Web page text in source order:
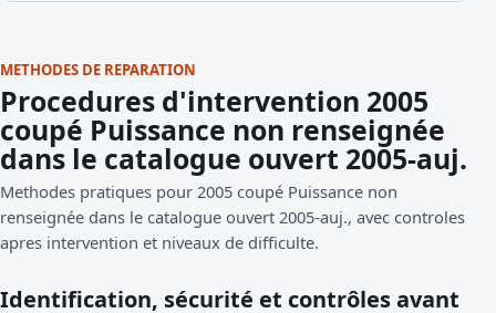
METHODES DE REPARATION
Procedures d'intervention 2005
coupé Puissance non renseignée
dans le catalogue ouvert 2005-auj.
Methodes pratiques pour 2005 coupé Puissance non
renseignée dans le catalogue ouvert 2005-auj., avec controles
apres intervention et niveaux de difficulte.
Identification, sécurité et contrôles avant